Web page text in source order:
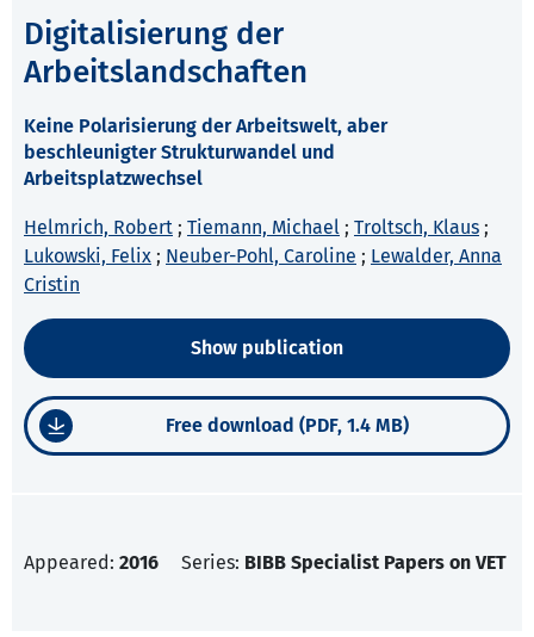
Digitalisierung der
Arbeitslandschaften
Keine Polarisierung der Arbeitswelt, aber
beschleunigter Strukturwandel und
Arbeitsplatzwechsel
Helmrich, Robert ; Tiemann, Michael ; Troltsch, Klaus ;
Lukowski, Felix ; Neuber-Pohl, Caroline ; Lewalder, Anna
Cristin
Show publication
Free download (PDF, 1.4 MB)
Appeared: 2016 Series: BIBB Specialist Papers on VET